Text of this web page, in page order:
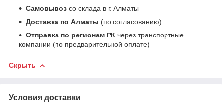
Самовывоз со склада в г. Алматы
Доставка по Алматы (по согласованию)
Отправка по регионам РК через транспортные
компании (по предварительной оплате)
Скрыть
Условия доставки